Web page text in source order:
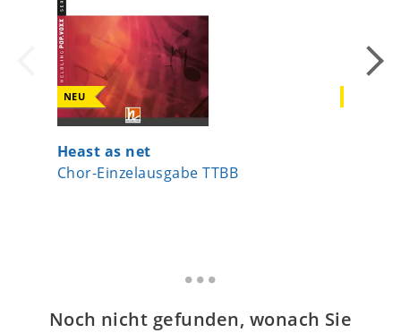
NEU
Heast as net
Chor-Einzelausgabe TTBB
Noch nicht gefunden, wonach Sie